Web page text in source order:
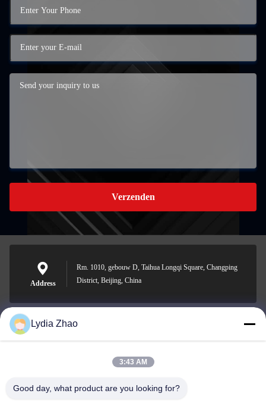
Verzenden
Address
Rm. 1010, gebouw D, Taihua Longqi Square, Changping
District, Beijing, China
jesingd@vip.sina.com
Lydia Zhao
3:43 AM
Good day, what product are you looking for?